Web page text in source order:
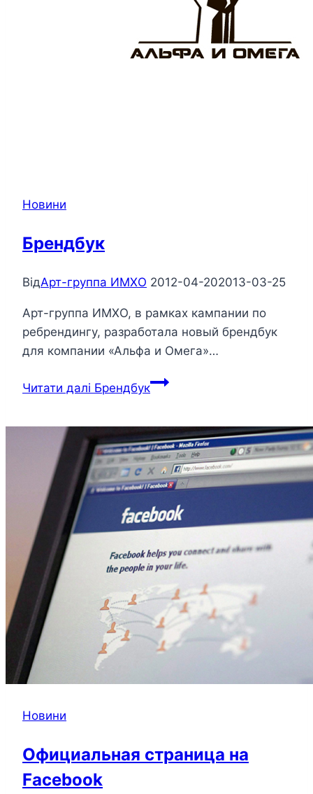
Новини
Брендбук
ВідАрт-группа ИМХО 2012-04-202013-03-25
Арт-группа ИМХО, в рамках кампании по
ребрендингу, разработала новый брендбук
для компании «Альфа и Омега»…
Читати далі Брендбук
Новини
Официальная страница на
Facebook